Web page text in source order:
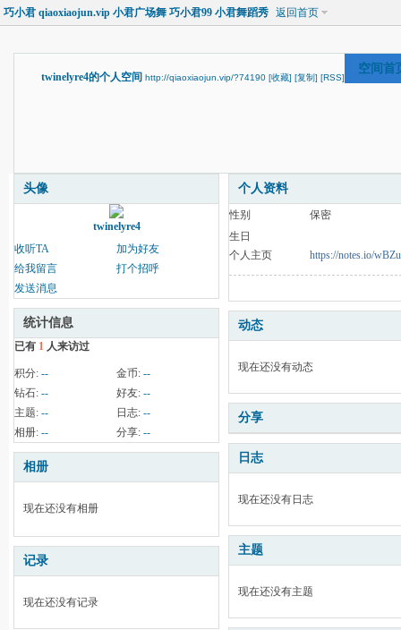
巧小君 qiaoxiaojun.vip 小君广场舞 巧小君99 小君舞蹈秀 返回首页
twinelyre4的个人空间 http://qiaoxiaojun.vip/?74190 [收藏] [复制] [RSS]
空间首
头像
twinelyre4
收听TA
加为好友
给我留言
打个招呼
发送消息
统计信息
已有 1 人来访过
积分: -- 金币: --
钻石: -- 好友: --
主题: -- 日志: --
相册: -- 分享: --
相册
现在还没有相册
记录
现在还没有记录
个人资料
性别
保密
生日
个人主页
https://notes.io/
动态
现在还没有动态
分享
日志
现在还没有日志
主题
现在还没有主题